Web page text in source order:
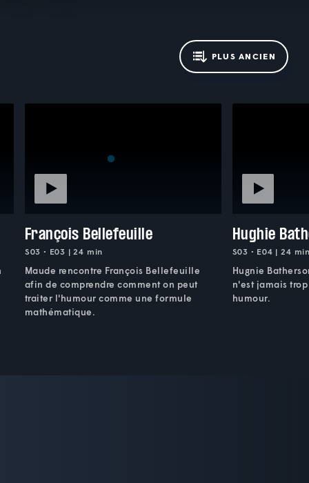
PLUS ANCIEN
François Bellefeuille
S03 • E03 | 24 min
Maude rencontre François Bellefeuille
afin de comprendre comment on peut
traiter l'humour comme une formule
mathématique.
Hughie
S03 • E04 | 24
Hugnie
n'est jamais
humour.